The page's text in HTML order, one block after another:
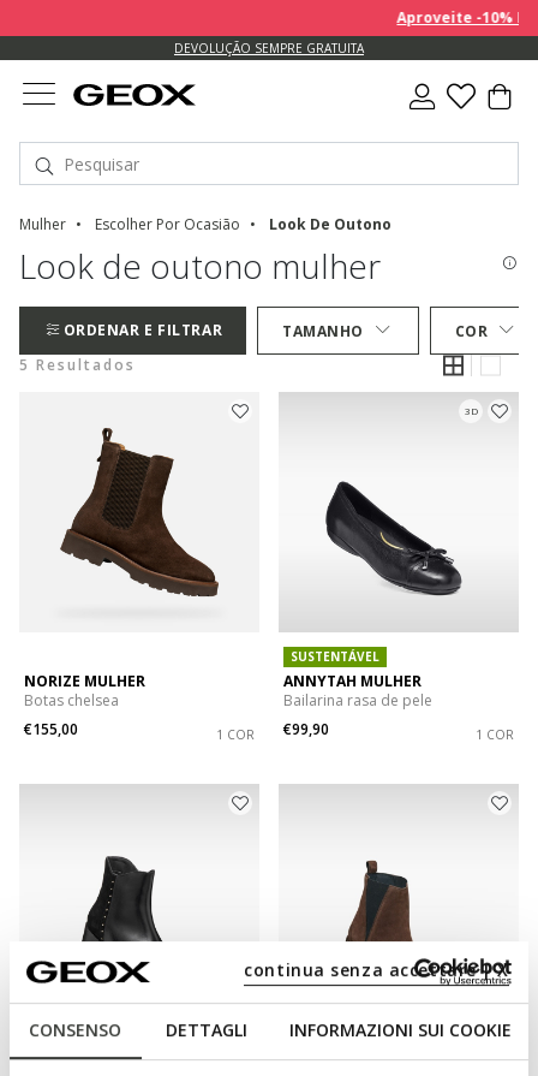
CONSENSO DETTAGLI INFORMAZIONI SUI COOKIE
continua senza accettare | X
Aproveite -10%
DEVOLUÇÃO SEMPRE GRATUITA
Mulher Escolher Por Ocasião Look De Outono
Look de outono mulher
ORDENAR E FILTRAR TAMANHO
COR
5 Resultados
NORIZE MULHER
Botas chelsea
€155,00
1 COR
3D
SUSTENTÁVEL
ANNYTAH MULHER
Bailarina rasa de pele
€99,90
1 COR